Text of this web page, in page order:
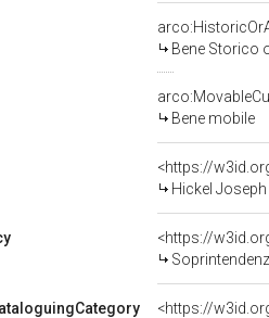
Bene Storico
Bene mobile
<https://
Hickel
<https://
Soprintendenza per i
<https://